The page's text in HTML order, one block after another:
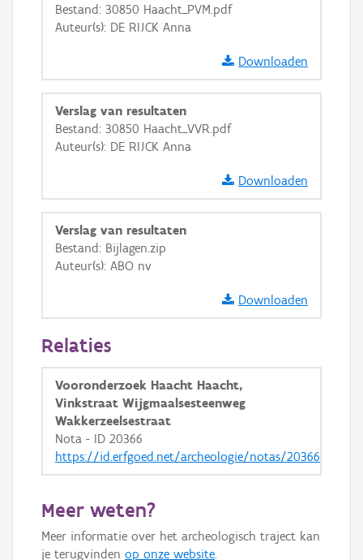
+ −
Basis Lagen
Ortho
GRB-Basiskaart
GRB-Basiskaart in grijswaarden
Bestand: 30850 Haacht_PVM.pdf
Auteur(s): DE RIJCK Anna
Downloaden
Verslag van resultaten
Bestand: 30850 Haacht_VVR.pdf
Auteur(s): DE RIJCK Anna
Downloaden
Verslag van resultaten
Bestand: Bijlagen.zip
Auteur(s): ABO nv
Downloaden
Relaties
Vooronderzoek Haacht Haacht,
Vinkstraat Wijgmaalsesteenweg
Wakkerzeelsestraat
Nota - ID 20366
https://id.erfgoed.net/archeologie/notas/20366
Meer weten?
Meer informatie over het archeologisch traject kan
je terugvinden op onze website.